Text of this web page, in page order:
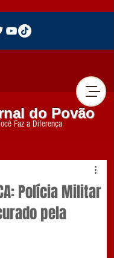
do Povão
Faz a Diferença
Polícia Militar
pela